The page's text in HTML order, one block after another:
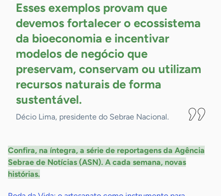
Esses exemplos provam que
devemos fortalecer o ecossistema
da bioeconomia e incentivar
modelos de negócio que
preservam, conservam ou utilizam
recursos naturais de forma
sustentável.
Décio Lima, presidente do Sebrae Nacional.
Confira, na íntegra, a série de reportagens da Agência
Sebrae de Notícias (ASN). A cada semana, novas
histórias.